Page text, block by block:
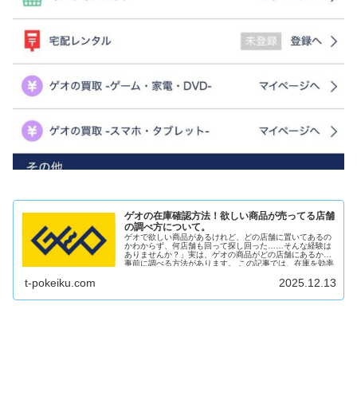
ゲオの在庫確認方法！欲しい商品が売ってる店舗
の調べ方について。
ゲオで欲しい商品があるけれど、どの店舗に置いてあるの
かわからず、何店舗も回って探し回った……そんな経験は
ありませんか？」実は、ゲオの商品がどの店舗にあるかを
事前に調べる方法があります。 この記事では、在庫を効率
t-pokeiku.com 2025.12.13